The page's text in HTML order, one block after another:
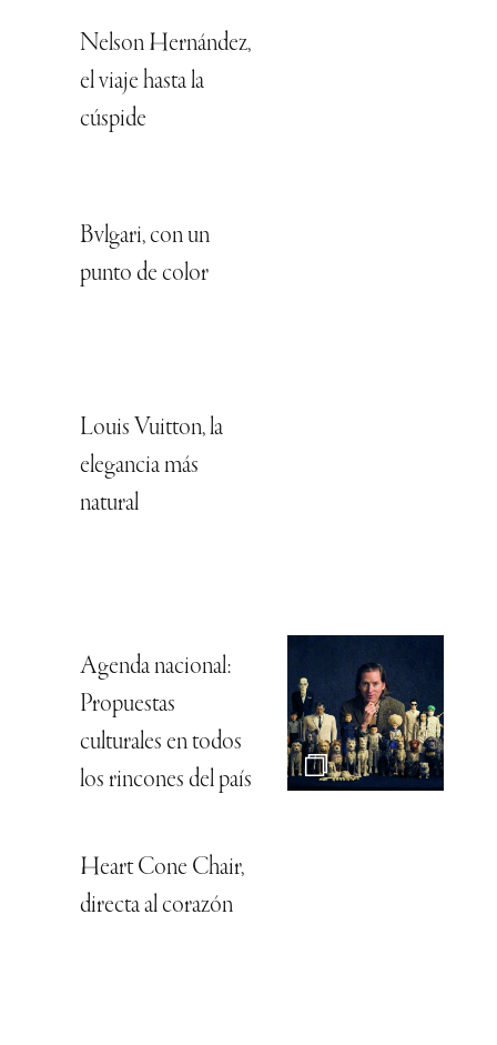
Nelson Hernández,
el viaje hasta la
cúspide
Bvlgari, con un
punto de color
Louis Vuitton, la
elegancia más
natural
Agenda nacional:
Propuestas
culturales en todos
los rincones del país
Heart Cone Chair,
directa al corazón